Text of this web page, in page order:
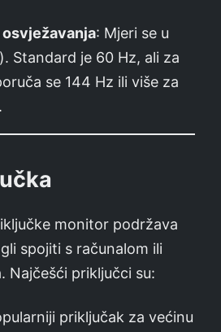
: Mjeri se u
Standard je 60 Hz, ali za
se 144 Hz ili više za
monitor podržava
spojiti s računalom ili
Najčešći priključci su:
priključak za većinu